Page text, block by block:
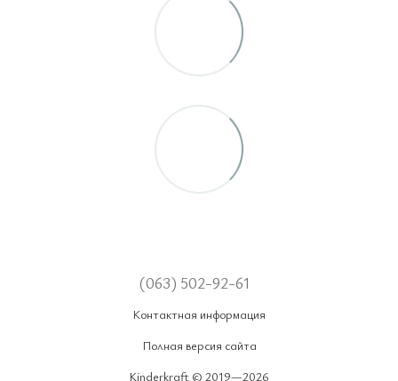
(063) 502-92-61
Контактная информация
Полная версия сайта
Kinderkraft © 2019—2026